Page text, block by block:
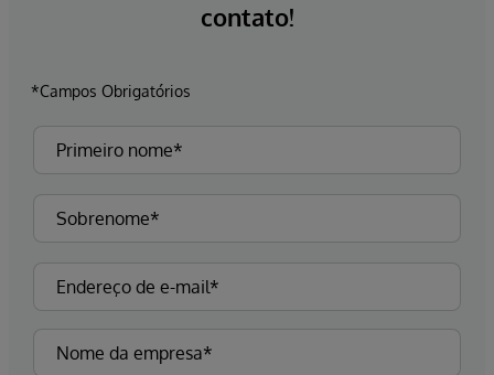
contato!
*Campos Obrigatórios